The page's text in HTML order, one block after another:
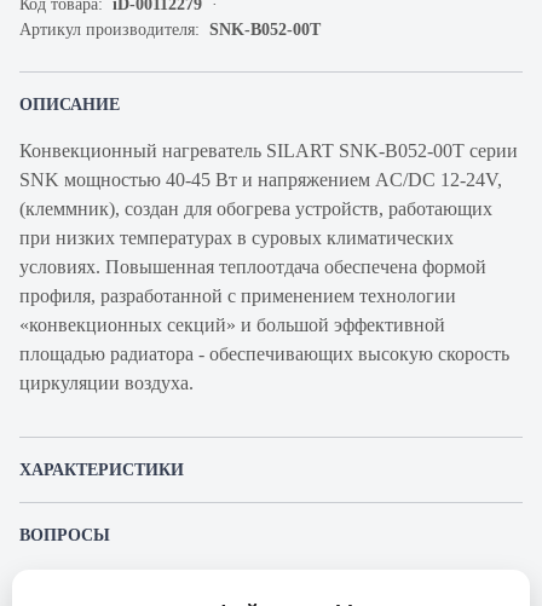
Код товара: iD-00112279
Артикул производителя: SNK-B052-00T
ОПИСАНИЕ
Конвекционный нагреватель SILART SNK-B052-00T серии
SNK мощностью 40-45 Вт и напряжением AC/DC 12-24V,
(клеммник), создан для обогрева устройств, работающих
при низких температурах в суровых климатических
условиях. Повышенная теплоотдача обеспечена формой
профиля, разработанной с применением технологии
«конвекционных секций» и большой эффективной
площадью радиатора - обеспечивающих высокую скорость
циркуляции воздуха.
ХАРАКТЕРИСТИКИ
ВОПРОСЫ